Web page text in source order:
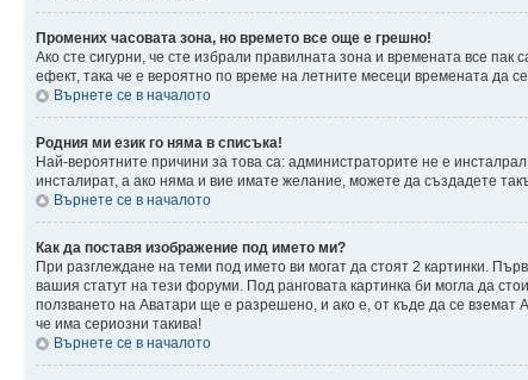
Промених часовата зона, но времето все още е грешно!
Ако сте сигурни, че сте избрали правилната зона и времената все
ефект, така че е вероятно по време на летните месеци времената да
Върнете се в началото
Родния ми език го няма в списъка!
Най-вероятните причини за това са: администраторите не е
инсталират, а ако няма и вие имате желание, можете да създадете
Върнете се в началото
Как да поставя изображение под името ми?
При разглеждане на теми под името ви могат да стоят 2 картинки.
вашия статут на тези форуми. Под ранговата картинка би могла да
ползването на Аватари ще е разрешено, и ако е, от къде да се вземат
че има сериозни такива!
Върнете се в началото